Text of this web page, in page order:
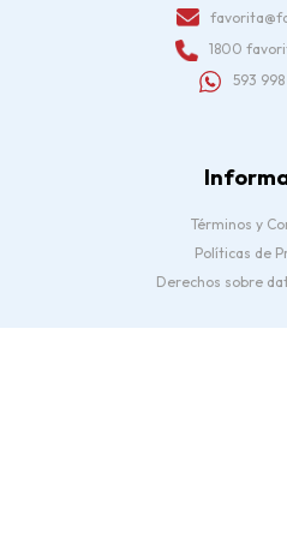
1800
593 998
Términos y
Políticas de
Derechos sobre